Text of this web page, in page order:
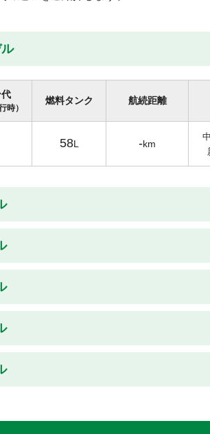
時）
燃料タンク 航続距離
58L -km